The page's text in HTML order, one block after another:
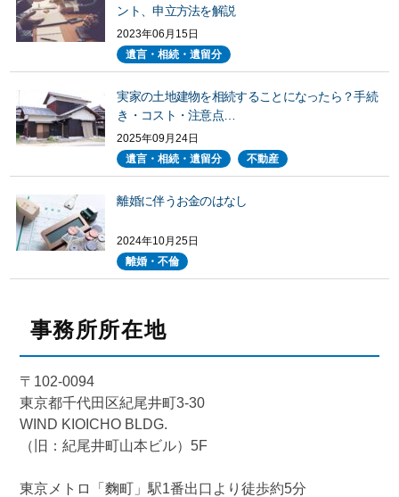
ント、申立方法を解説
2023年06月15日
遺言・相続・遺留分
実家の土地建物を相続することになったら？手続
き・コスト・注意点…
2025年09月24日
遺言・相続・遺留分
不動産
離婚に伴うお金のはなし
2024年10月25日
離婚・不倫
事務所所在地
〒102-0094
東京都千代田区紀尾井町3-30
WIND KIOICHO BLDG.
（旧：紀尾井町山本ビル）5F
東京メトロ「麴町」駅1番出口より徒歩約5分